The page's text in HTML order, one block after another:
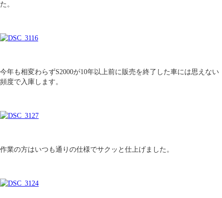
た。
今年も相変わらずS2000が10年以上前に販売を終了した車には思えない
頻度で入庫します。
作業の方はいつも通りの仕様でサクッと仕上げました。